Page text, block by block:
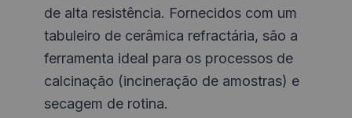
de alta resistência. Fornecidos com um
tabuleiro de cerâmica refractária, são a
ferramenta ideal para os processos de
calcinação (incineração de amostras) e
secagem de rotina.